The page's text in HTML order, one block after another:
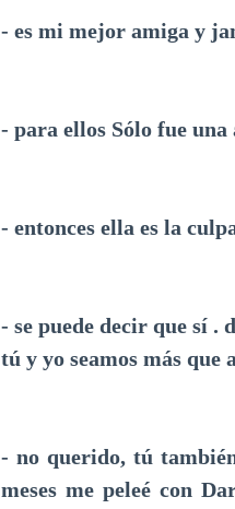
- es mi mejor amiga y
- para ellos Sólo fue
- entonces ella es la
- se puede decir que sí .
tú y yo seamos más que
- no querido, tú
meses me peleé con